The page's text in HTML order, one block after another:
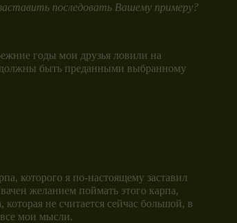
последовать Вашему примеру?
годы мои друзья ловили на
должны быть преданными выбранному
которого я по-настоящему заставил
желанием поймать этого карпа,
не считается сейчас большой, в
мои мысли.